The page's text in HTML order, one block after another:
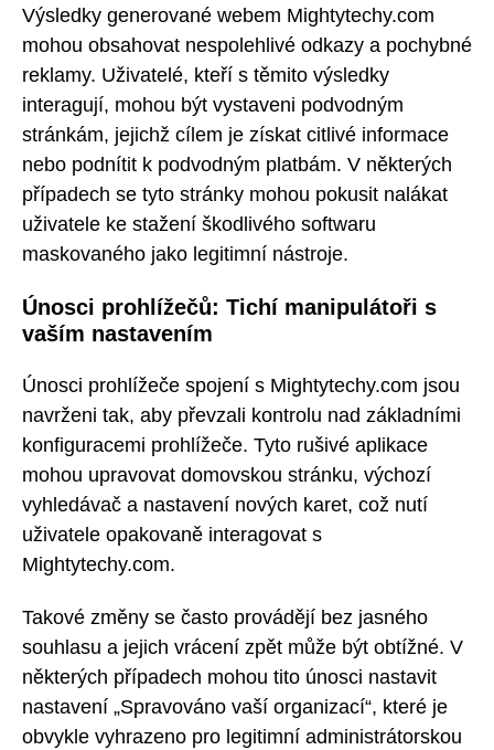
Výsledky generované webem Mightytechy.com
mohou obsahovat nespolehlivé odkazy a pochybné
reklamy. Uživatelé, kteří s těmito výsledky
interagují, mohou být vystaveni podvodným
stránkám, jejichž cílem je získat citlivé informace
nebo podnítit k podvodným platbám. V některých
případech se tyto stránky mohou pokusit nalákat
uživatele ke stažení škodlivého softwaru
maskovaného jako legitimní nástroje.
Únosci prohlížečů: Tichí manipulátoři s
vaším nastavením
Únosci prohlížeče spojení s Mightytechy.com jsou
navrženi tak, aby převzali kontrolu nad základními
konfiguracemi prohlížeče. Tyto rušivé aplikace
mohou upravovat domovskou stránku, výchozí
vyhledávač a nastavení nových karet, což nutí
uživatele opakovaně interagovat s
Mightytechy.com.
Takové změny se často provádějí bez jasného
souhlasu a jejich vrácení zpět může být obtížné. V
některých případech mohou tito únosci nastavit
nastavení „Spravováno vaší organizací“, které je
obvykle vyhrazeno pro legitimní administrátorskou